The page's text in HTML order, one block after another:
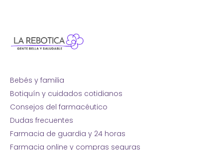
Bebés y familia
Botiquín y cuidados cotidianos
Consejos del farmacéutico
Dudas frecuentes
Farmacia de guardia y 24 horas
Farmacia online y compras seguras